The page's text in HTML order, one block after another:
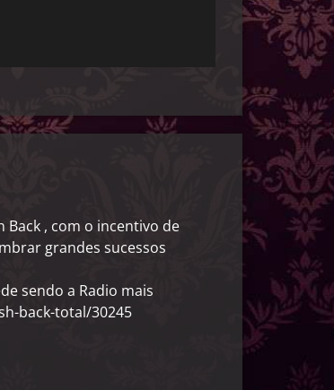
Back , com o incentivo de
grandes sucessos
sendo a Radio mais
back-total/30245